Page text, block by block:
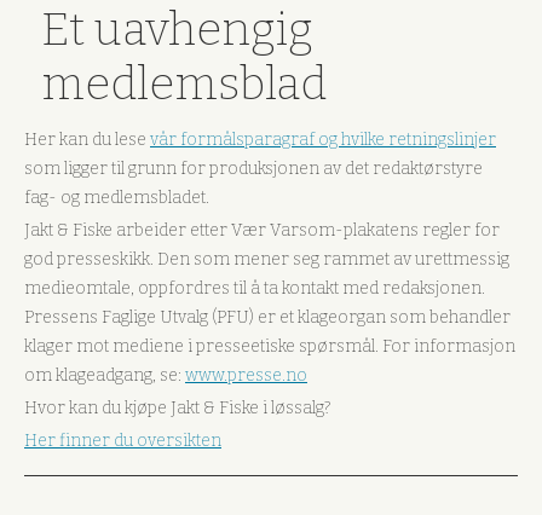
Et uavhengig
medlemsblad
Her kan du lese vår formålsparagraf og hvilke retningslinjer
som ligger til grunn for produksjonen av det redaktørstyre
fag- og medlemsbladet.
Jakt & Fiske arbeider etter Vær Varsom-plakatens regler for
god presseskikk. Den som mener seg rammet av urettmessig
medieomtale, oppfordres til å ta kontakt med redaksjonen.
Pressens Faglige Utvalg (PFU) er et klageorgan som behandler
klager mot mediene i presseetiske spørsmål. For informasjon
om klageadgang, se: www.presse.no
Hvor kan du kjøpe Jakt & Fiske i løssalg?
Her finner du oversikten